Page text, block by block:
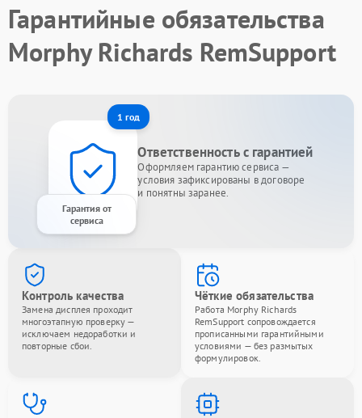
Гарантийные обязательства
Morphy Richards RemSupport
1 год
Гарантия от
сервиса
Ответственность с гарантией
Оформляем гарантию сервиса —
условия зафиксированы в договоре
и понятны заранее.
Контроль качества
Замена дисплея проходит
многоэтапную проверку —
исключаем недоработки и
повторные сбои.
Чёткие обязательства
Работа Morphy Richards
RemSupport сопровождается
прописанными гарантийными
условиями — без размытых
формулировок.